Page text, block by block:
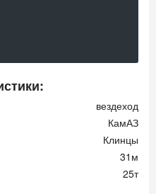
вездеход
КамАЗ
Клинцы
31м
25т